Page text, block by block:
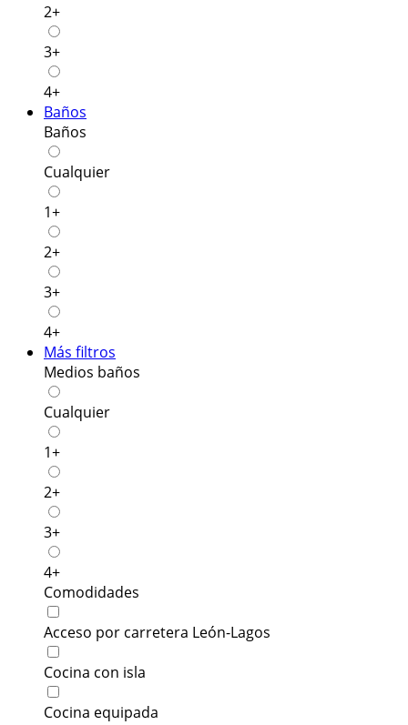
2+
3+
4+
Baños
Baños
Cualquier
1+
2+
3+
4+
Más filtros
Medios baños
Cualquier
1+
2+
3+
4+
Comodidades
Acceso por carretera León-Lagos
Cocina con isla
Cocina equipada